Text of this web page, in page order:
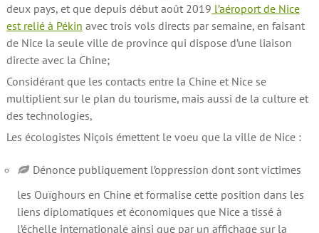
deux pays, et que depuis début août 2019 l’aéroport de Nice
est relié à Pékin avec trois vols directs par semaine, en faisant
de Nice la seule ville de province qui dispose d’une liaison
directe avec la Chine;
Considérant que les contacts entre la Chine et Nice se
multiplient sur le plan du tourisme, mais aussi de la culture et
des technologies,
Les écologistes Niçois émettent le voeu que la ville de Nice :
Dénonce publiquement l’oppression dont sont victimes
les Ouïghours en Chine et formalise cette position dans les
liens diplomatiques et économiques que Nice a tissé à
l’échelle internationale ainsi que par un affichage sur la